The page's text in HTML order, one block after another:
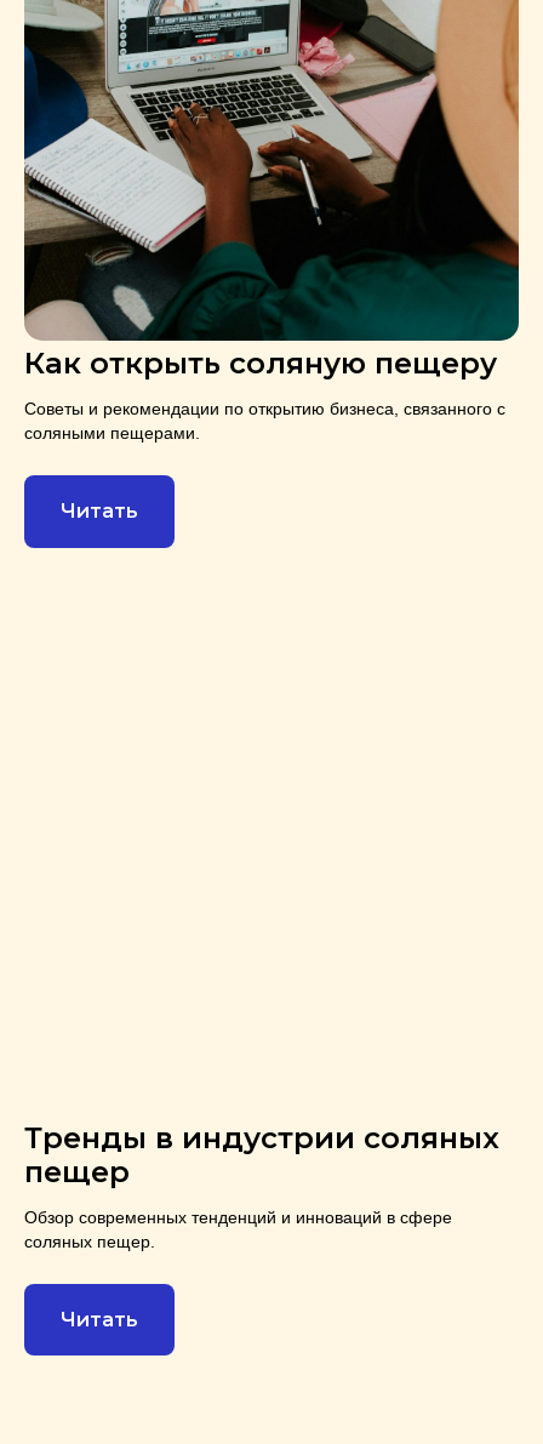
Как открыть соляную пещеру
Советы и рекомендации по открытию бизнеса, связанного с
соляными пещерами.
Читать
Тренды в индустрии соляных
пещер
Обзор современных тенденций и инноваций в сфере
соляных пещер.
Читать